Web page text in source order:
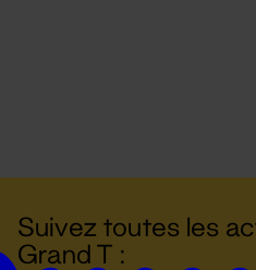
Suivez toutes les
Grand T :